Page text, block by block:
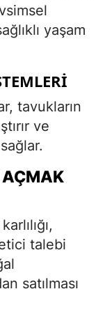
yaşam
tavukların
ve
AÇMAK
talebi
satılması